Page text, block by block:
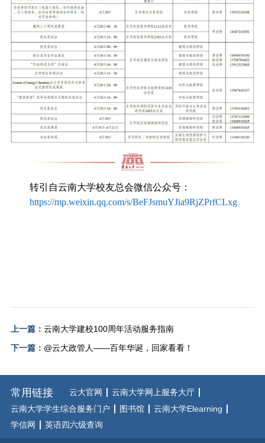
转引自云南大学校友总会微信公众号：
https://mp.weixin.qq.com/s/BeFJsmuYJia9RjZPrfCLxg
上一篇： 云南大学建校100周年活动服务指南
下一篇： @云大政管人——百年华诞，回家看看！
常用链接 云大官网
云南大学网上服务大厅
云南大学学生综合服务门户
图书馆
云南大学Elearning
学信网
英语四六级查询